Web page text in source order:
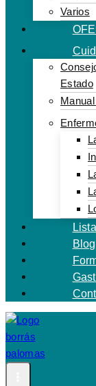
Varios
Estado
Blog